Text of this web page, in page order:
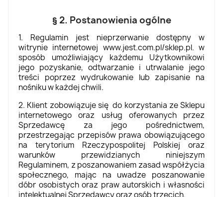
§ 2. Postanowienia ogólne
1. Regulamin jest nieprzerwanie dostępny w
witrynie internetowej www.jest.com.pl/sklep.pl. w
sposób umożliwiający każdemu Użytkownikowi
jego pozyskanie, odtwarzanie i utrwalanie jego
treści poprzez wydrukowanie lub zapisanie na
nośniku w każdej chwili.
2. Klient zobowiązuje się do korzystania ze Sklepu
internetowego oraz usług oferowanych przez
Sprzedawcę za jego pośrednictwem,
przestrzegając przepisów prawa obowiązującego
na terytorium Rzeczypospolitej Polskiej oraz
warunków przewidzianych niniejszym
Regulaminem, z poszanowaniem zasad współżycia
społecznego, mając na uwadze poszanowanie
dóbr osobistych oraz praw autorskich i własności
intelektualnej Sprzedawcy oraz osób trzecich.